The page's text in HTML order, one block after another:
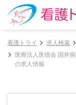
看護トライ 求人検索
医療法人医徳会 国井
の求人情報